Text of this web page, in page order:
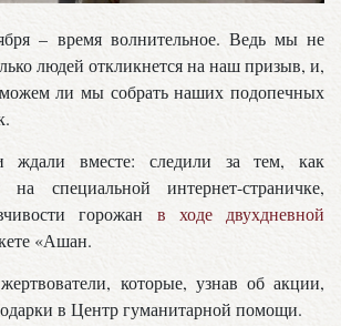
– время волнительное. Ведь мы не
людей откликнется на наш призыв, и,
ли мы собрать наших подопечных
вместе: следили за тем, как
на специальной интернет-страничке,
горожан в ходе двухдневной
«Ашан.
которые, узнав об акции,
в Центр гуманитарной помощи.